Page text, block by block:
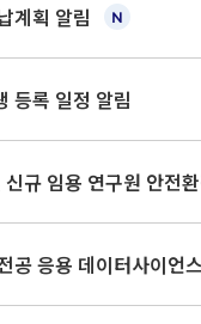
계획 알림
등록 일정 알림
규 임용 연구원 안전
공 응용 데이터사이언